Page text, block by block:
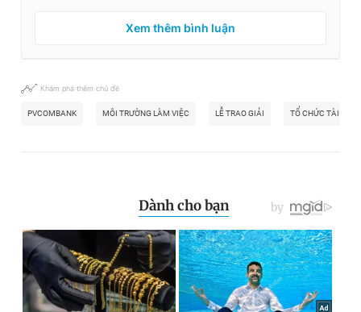
Xem thêm bình luận
Khám phá thêm chủ đề
PVCOMBANK MÔI TRƯỜNG LÀM VIỆC LỄ TRAO GIẢI TỔ CHỨC TÀI